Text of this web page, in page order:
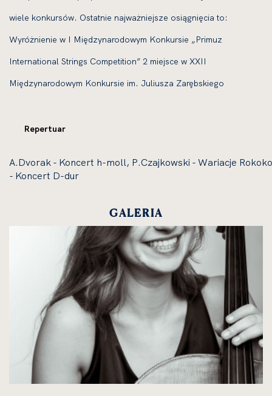
wiele konkursów. Ostatnie najważniejsze osiągnięcia to:
Wyróżnienie w I Międzynarodowym Konkursie „Primuz
International Strings Competition” 2 miejsce w XXII
Międzynarodowym Konkursie im. Juliusza Zarębskiego
Repertuar
A.Dvorak - Koncert h-moll, P.Czajkowski - Wariacje
- Koncert D-dur
GALERIA